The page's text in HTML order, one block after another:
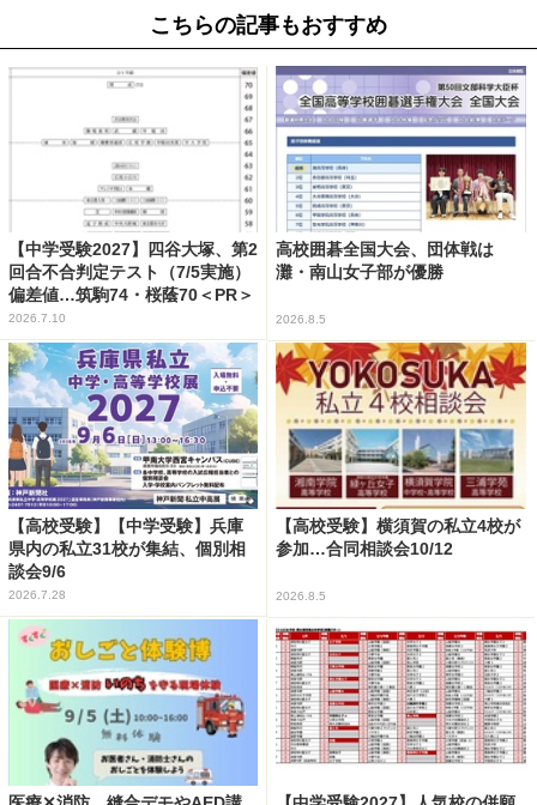
こちらの記事もおすすめ
【中学受験2027】四谷大塚、第2
回合不合判定テスト（7/5実施）
偏差値…筑駒74・桜蔭70＜PR＞
2026.7.10
高校囲碁全国大会、団体戦は
灘・南山女子部が優勝
2026.8.5
【高校受験】【中学受験】兵庫
県内の私立31校が集結、個別相
談会9/6
2026.7.28
【高校受験】横須賀の私立4校が
参加…合同相談会10/12
2026.8.5